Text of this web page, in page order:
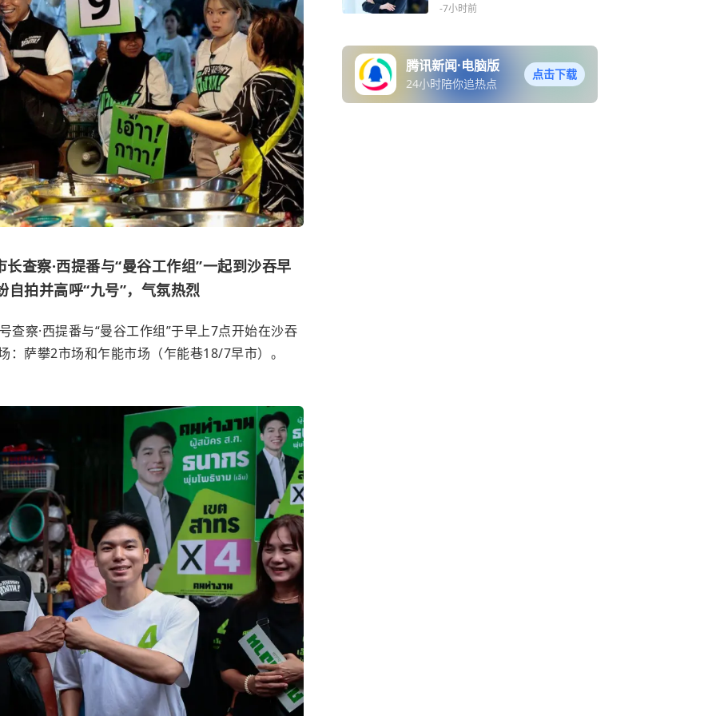
长查察·西提番与“曼谷工作组”一起到沙吞早
自拍并高呼“九号”，气氛热烈
察·西提番与“曼谷工作组”于早上7点开始在沙吞
萨攀2市场和乍能市场（乍能巷18/7早市）。
-7小时前
腾讯新闻·电脑版
24小时陪你追热点
点击下载